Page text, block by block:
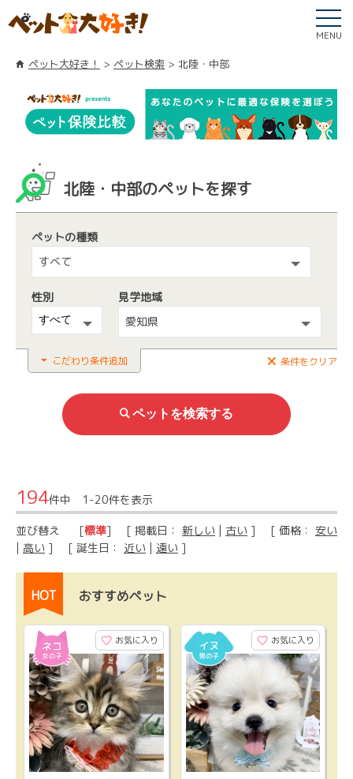
MENU
ペット大好き！ ペット検索 北陸・中部
北陸・中部のペットを探す
ペットの種類
すべて
性別
見学地域
愛知県
こだわり条件追加 条件をクリア
194件中 1-20件を表示
並び替え [標準] [ 掲載日： 新しい | 古い ] [ 価格： 安い
| 高い ] [ 誕生日： 近い | 遠い ]
HOT おすすめペット
お気に入り お気に入り